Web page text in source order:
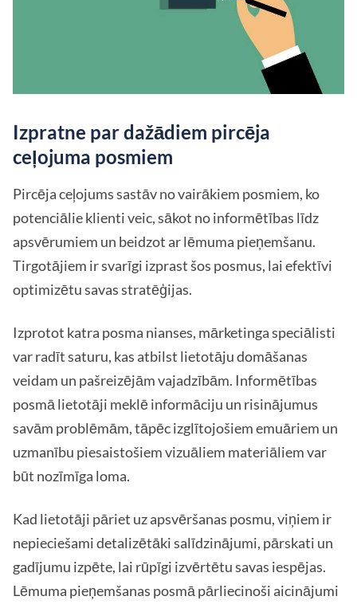
Izpratne par dažādiem pircēja
ceļojuma posmiem
Pircēja ceļojums sastāv no vairākiem posmiem, ko
potenciālie klienti veic, sākot no informētības līdz
apsvērumiem un beidzot ar lēmuma pieņemšanu.
Tirgotājiem ir svarīgi izprast šos posmus, lai efektīvi
optimizētu savas stratēģijas.
Izprotot katra posma nianses, mārketinga speciālisti
var radīt saturu, kas atbilst lietotāju domāšanas
veidam un pašreizējām vajadzībām. Informētības
posmā lietotāji meklē informāciju un risinājumus
savām problēmām, tāpēc izglītojošiem emuāriem un
uzmanību piesaistošiem vizuāliem materiāliem var
būt nozīmīga loma.
Kad lietotāji pāriet uz apsvēršanas posmu, viņiem ir
nepieciešami detalizētāki salīdzinājumi, pārskati un
gadījumu izpēte, lai rūpīgi izvērtētu savas iespējas.
Lēmuma pieņemšanas posmā pārliecinoši aicinājumi